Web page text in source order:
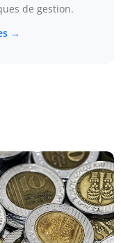
de gestion.
→